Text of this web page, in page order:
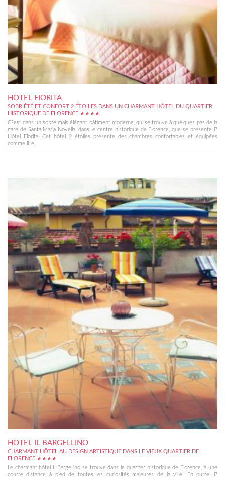
HOTEL FIORITA
SOBRIÉTÉ ET CONFORT 2 ÉTOILES DANS UN CHARMANT HÔTEL DU QUARTIER
HISTORIQUE DE FLORENCE ★★★★
C?est dans un sobre mais élégant bâtiment moderne, qui se trouve à quelques pas de la
gare de Santa Maria Novella, dans le centre historique de Florence, que se présente l?
Hôtel Fiorita. Cet hôtel 2 étoiles présente des chambres confortables et équipées
comme il le...
HOTEL IL BARGELLINO
CHARMANT HÔTEL AU DESIGN ARTISTIQUE DANS LE VIEUX QUARTIER DE
FLORENCE ★★★★
Le charmant hôtel Il Bargellino se trouve dans le quartier historique de Florence, à une
courte distance à pied de toutes les curiosités majeures de la ville. En outre, l?